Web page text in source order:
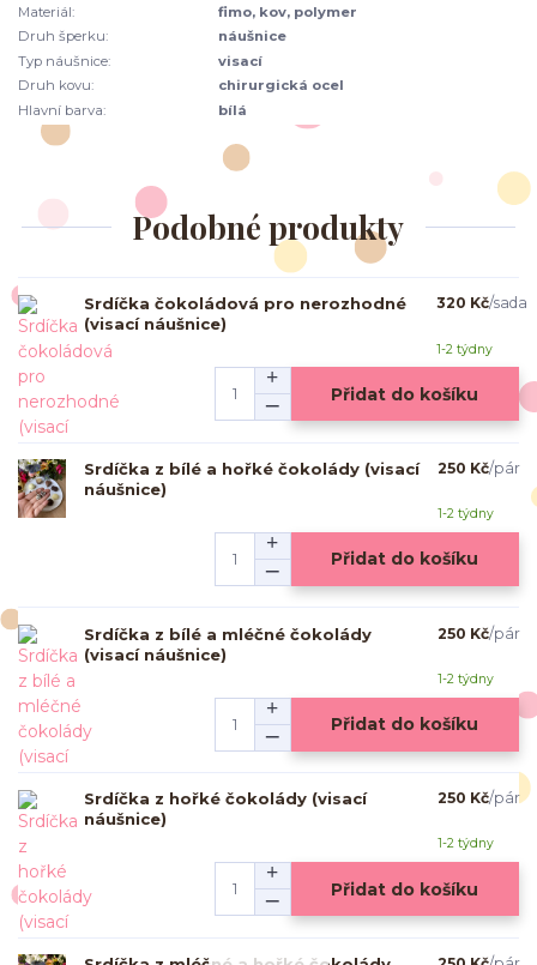
Materiál:
fimo, kov, polymer
Druh šperku:
náušnice
Typ náušnice:
visací
Druh kovu:
chirurgická ocel
Hlavní barva:
bílá
Podobné produkty
Srdíčka čokoládová pro nerozhodné
(visací náušnice)
320 Kč/sada
1-2 týdny
Přidat do košíku
Srdíčka z bílé a hořké čokolády (visací
náušnice)
250 Kč/pár
1-2 týdny
Přidat do košíku
Srdíčka z bílé a mléčné čokolády
(visací náušnice)
250 Kč/pár
1-2 týdny
Přidat do košíku
Srdíčka z hořké čokolády (visací
náušnice)
250 Kč/pár
1-2 týdny
Přidat do košíku